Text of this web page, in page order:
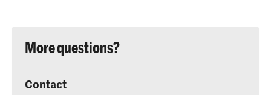
More questions?
Contact